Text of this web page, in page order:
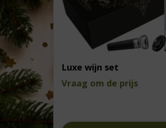
Luxe wijn set
Vraag om de prijs